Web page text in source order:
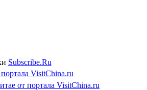
Subscribe.Ru
VisitChina.ru
от портала VisitChina.ru